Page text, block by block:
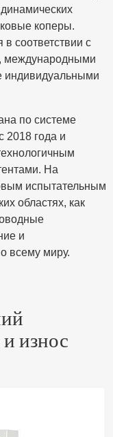
коперы.
соответствии с
международными
индивидуальными
по системе
2018 года и
На
испытательным
областях, как
и
всему миру.
износ